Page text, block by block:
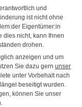
und
ist nicht ohne
Eigentümer:in
dies nicht, kann Ihnen
drohen.
anzeigen und um
Sie dazu gern unser
unter Vorbehalt nach
beseitigt wurden.
können Sie unser